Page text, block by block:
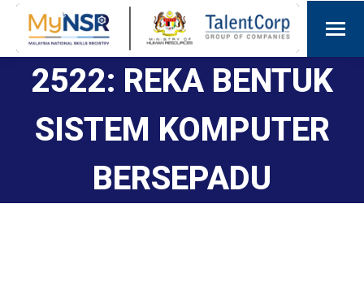
2522: REKA BENTUK
SISTEM KOMPUTER
BERSEPADU